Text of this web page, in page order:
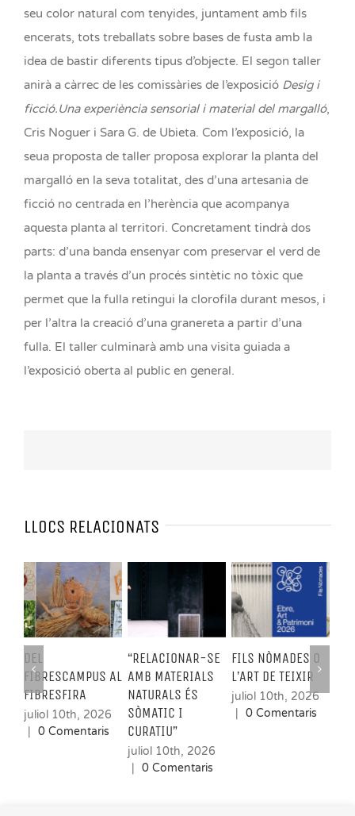
seu color natural com tenyides, juntament amb fils
encerats, tots treballats sobre bases de fusta amb la
idea de bastir diferents tipus d’objecte. El segon taller
anirà a càrrec de les comissàries de l’exposició Desig i
ficció.Una experiència sensorial i material del margalló,
Cris Noguer i Sara G. de Ubieta. Com l’exposició, la
seua proposta de taller proposa explorar la planta del
margalló en la seva totalitat, des d’una artesania de
ficció no centrada en l’herència que acompanya
aquesta planta al territori. Concretament tindrà dos
parts: d’una banda ensenyar com preservar el verd de
la planta a través d’un procés sintètic no tòxic que
permet que la fulla retingui la clorofila durant mesos, i
per l’altra la creació d’una granereta a partir d’una
fulla. El taller culminarà amb una visita guiada a
l’exposició oberta al public en general.
LLOCS RELACIONATS
DEL
FIBRESCAMPUS AL
FIBRESFIRA
juliol 10th, 2026
0 Comentaris
“RELACIONAR-SE
AMB MATERIALS
NATURALS ÉS
SÒMATIC I
CURATIU”
juliol 10th, 2026
0 Comentaris
FILS NÒMADES O
L’ART DE TEIXIR
juliol 10th, 2026
0 Comentaris